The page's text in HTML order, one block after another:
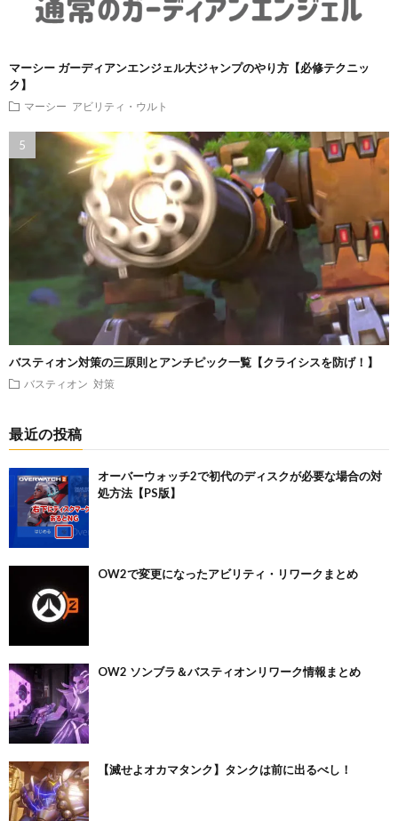
マーシー ガーディアンエンジェル大ジャンプのやり方【必修テクニッ
ク】
マーシー アビリティ・ウルト
バスティオン対策の三原則とアンチピック一覧【クライシスを防げ！】
バスティオン 対策
最近の投稿
オーバーウォッチ2で初代のディスクが必要な場合の対
処方法【PS版】
OW2で変更になったアビリティ・リワークまとめ
OW2 ソンブラ＆バスティオンリワーク情報まとめ
【滅せよオカマタンク】タンクは前に出るべし！